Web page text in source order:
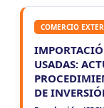
COMERCIO
USADAS:
DE